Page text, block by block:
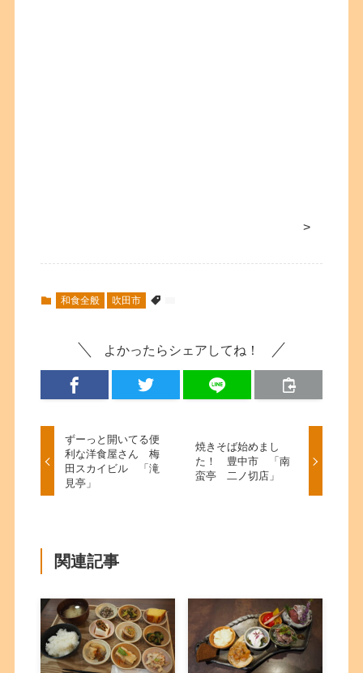
>
和食全般 吹田市
よかったらシェアしてね！
ずーっと開いてる便
利な洋食屋さん 梅
田スカイビル 「滝
見亭」
焼きそば始めまし
た！ 豊中市 「南
蛮亭 二ノ切店」
関連記事